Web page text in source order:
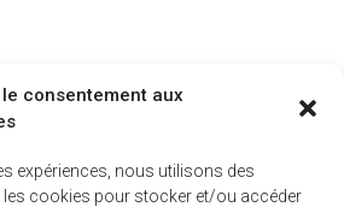
consentement aux
expériences, nous utilisons des
les cookies pour stocker et/ou accéder